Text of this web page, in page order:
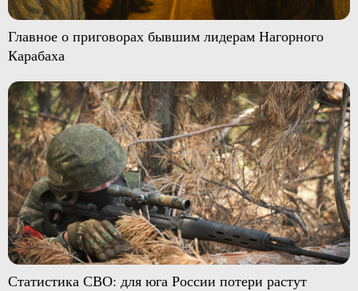
Главное о приговорах бывшим лидерам Нагорного
Карабаха
Статистика СВО: для юга России потери растут